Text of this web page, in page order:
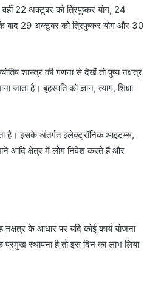
वहीं 22 अक्टूबर को त्रिपुष्कर योग, 24
बाद 29 अक्टूबर को त्रिपुष्कर योग और 30
शास्त्र की गणना से देखें तो पुष्य नक्षत्र
है। बृहस्पति को ज्ञान, त्याग, शिक्षा
है। इसके अंतर्गत इलेक्ट्रॉनिक आइटम्स,
आदि क्षेत्र में लोग निवेश करते हैं और
नक्षत्र के आधार पर यदि कोई कार्य योजना
प्रमुख स्थापना है तो इस दिन का लाभ लिया